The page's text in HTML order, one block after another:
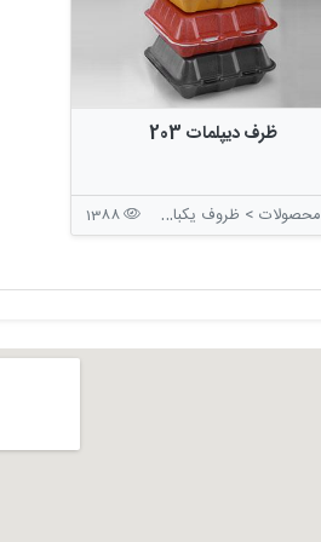
ظرف ديپلمات 203
محصولات > ظروف یکبار مصرف > ظروف بسته بندی درب دار 1388